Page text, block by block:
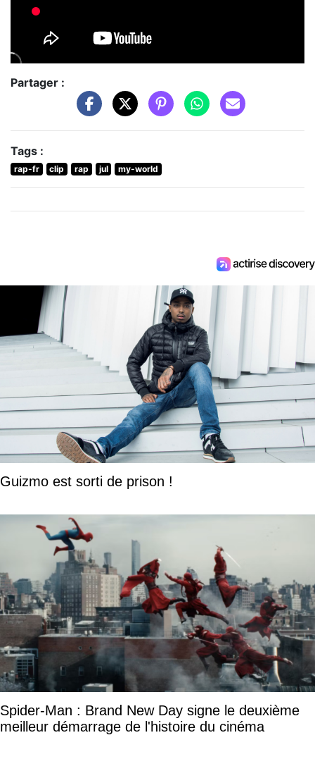
Partager :
Tags :
rap-fr clip rap jul my-world
Guizmo est sorti de prison !
Spider-Man : Brand New Day signe le deuxième
meilleur démarrage de l'histoire du cinéma